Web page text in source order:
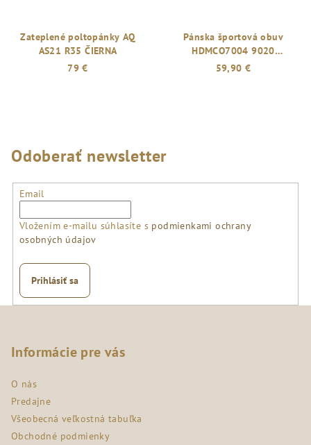
Zateplené poltopánky AQ
AS21 R35 ČIERNA
79 €
Pánska športová obuv
HDMCO7004 9020
YELLOW/BLACK
59,90 €
Odoberať newsletter
Email
Vložením e-mailu súhlasíte s podmienkami ochrany
osobných údajov
Prihlásiť sa
Informácie pre vás
O nás
Predajne
Všeobecná veľkostná tabuľka
Obchodné podmienky